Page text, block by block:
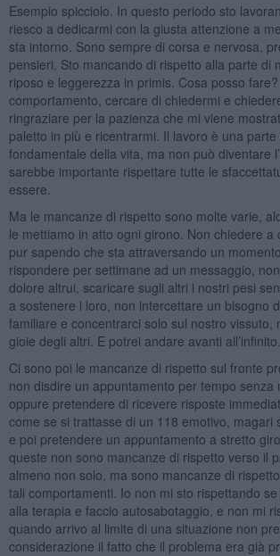
Esempio spicciolo. In questo periodo sto
riesco a dedicarmi con la giusta attenzione a
sta intorno. Sono sempre di corsa e nervosa,
pensieri. Sto mancando di rispetto alla parte di
riposo e leggerezza in primis. Cosa posso
comportamento, cercare di chiedermi e
ringraziare per la pazienza che mi viene
paletto in più e ricentrarmi. Il lavoro è una
fondamentale della vita, ma non può diventare
sarebbe importante rispettare tutte le
essere.
Ma le mancanze di rispetto sono molte varie,
le mettiamo in atto ogni girono. Non chiedere a
pur sapendo che sta attraversando un
rispondere per settimane ad un messaggio,
dolore altrui, scaricare sugli altri i nostri pesi
a sostenere i loro, non intercettare un bisogno
familiare e concentrarci solo sul nostro vissuto,
gioie degli altri. E potrei andare avanti all’infinito.
Ci sono poi le mancanze di rispetto sul fronte
non disdire un appuntamento per tempo senza
oppure pretendere di ricevere risposte
come se si trattasse di un 118 emotivo, magari
e poi pretendere un appuntamento a stretto
queste non sono mancanze di rispetto verso il
almeno non solo, ma sono mancanze di
tali comportamenti. Io non mi sto rispettando
alla terapia e faccio autosabotaggio, e non mi
quando arrivo al limite di una situazione non
considerazione il fatto che il problema era già